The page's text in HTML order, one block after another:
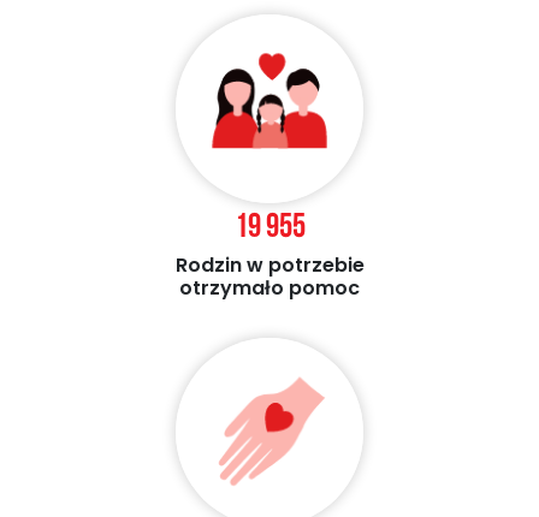
19 955
Rodzin w potrzebie
otrzymało pomoc